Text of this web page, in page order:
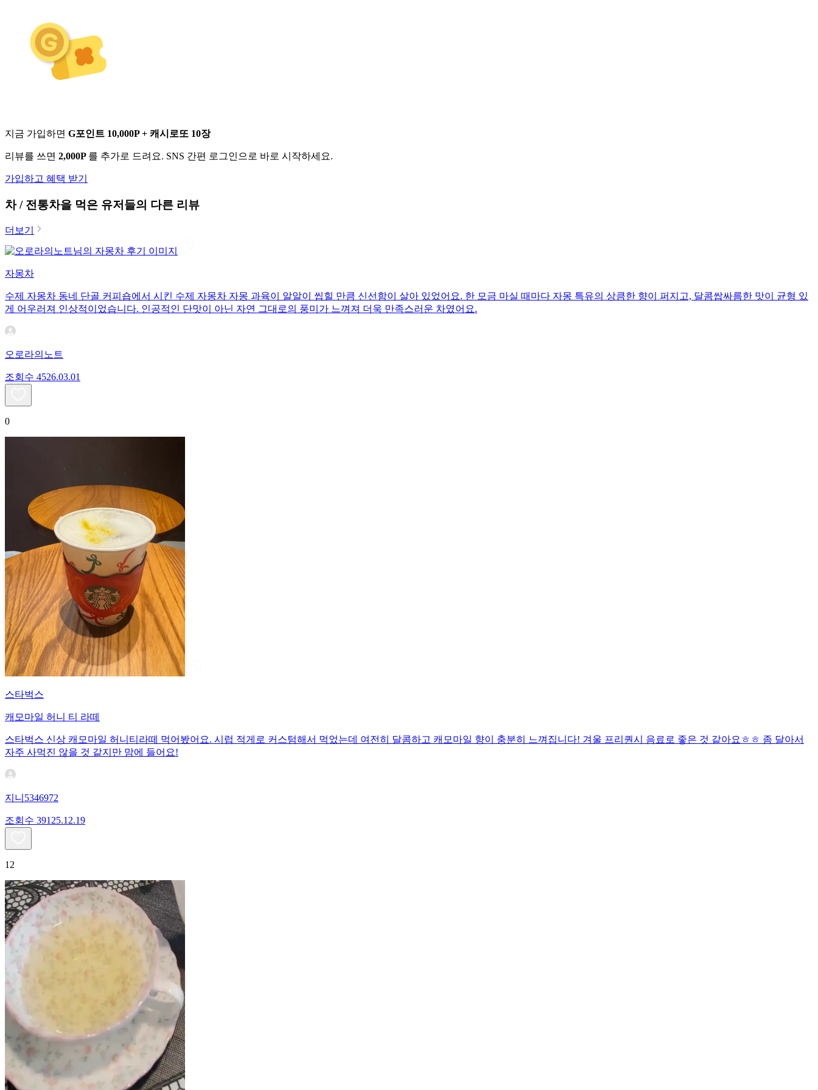
지금 가입하면 G포인트 10,000P + 캐시로또 10장
리뷰를 쓰면 2,000P 를 추가로 드려요. SNS 간편 로그인으로 바로 시작하세요.
가입하고 혜택 받기
차 / 전통차을 먹은 유저들의 다른 리뷰
더보기
자몽차
수제 자몽차 동네 단골 커피숍에서 시킨 수제 자몽차 자몽 과육이 알알이 씹힐 만큼 신선함이 살아 있었어요. 한 모금 마실 때마다 자몽 특유의 상큼한 향이 퍼지고, 달콤쌉싸름한 맛이 균형 있
게 어우러져 인상적이었습니다. 인공적인 단맛이 아닌 자연 그대로의 풍미가 느껴져 더욱 만족스러운 차였어요.
오로라의노트
조회수 4526.03.01
0
스타벅스
캐모마일 허니 티 라떼
스타벅스 신상 캐모마일 허니티라떼 먹어봤어요. 시럽 적게로 커스텀해서 먹었는데 여전히 달콤하고 캐모마일 향이 충분히 느껴집니다! 겨울 프리퀀시 음료로 좋은 것 같아요ㅎㅎ 좀 달아서
자주 사먹진 않을 것 같지만 맘에 들어요!
지니5346972
조회수 391 25.12.19
12